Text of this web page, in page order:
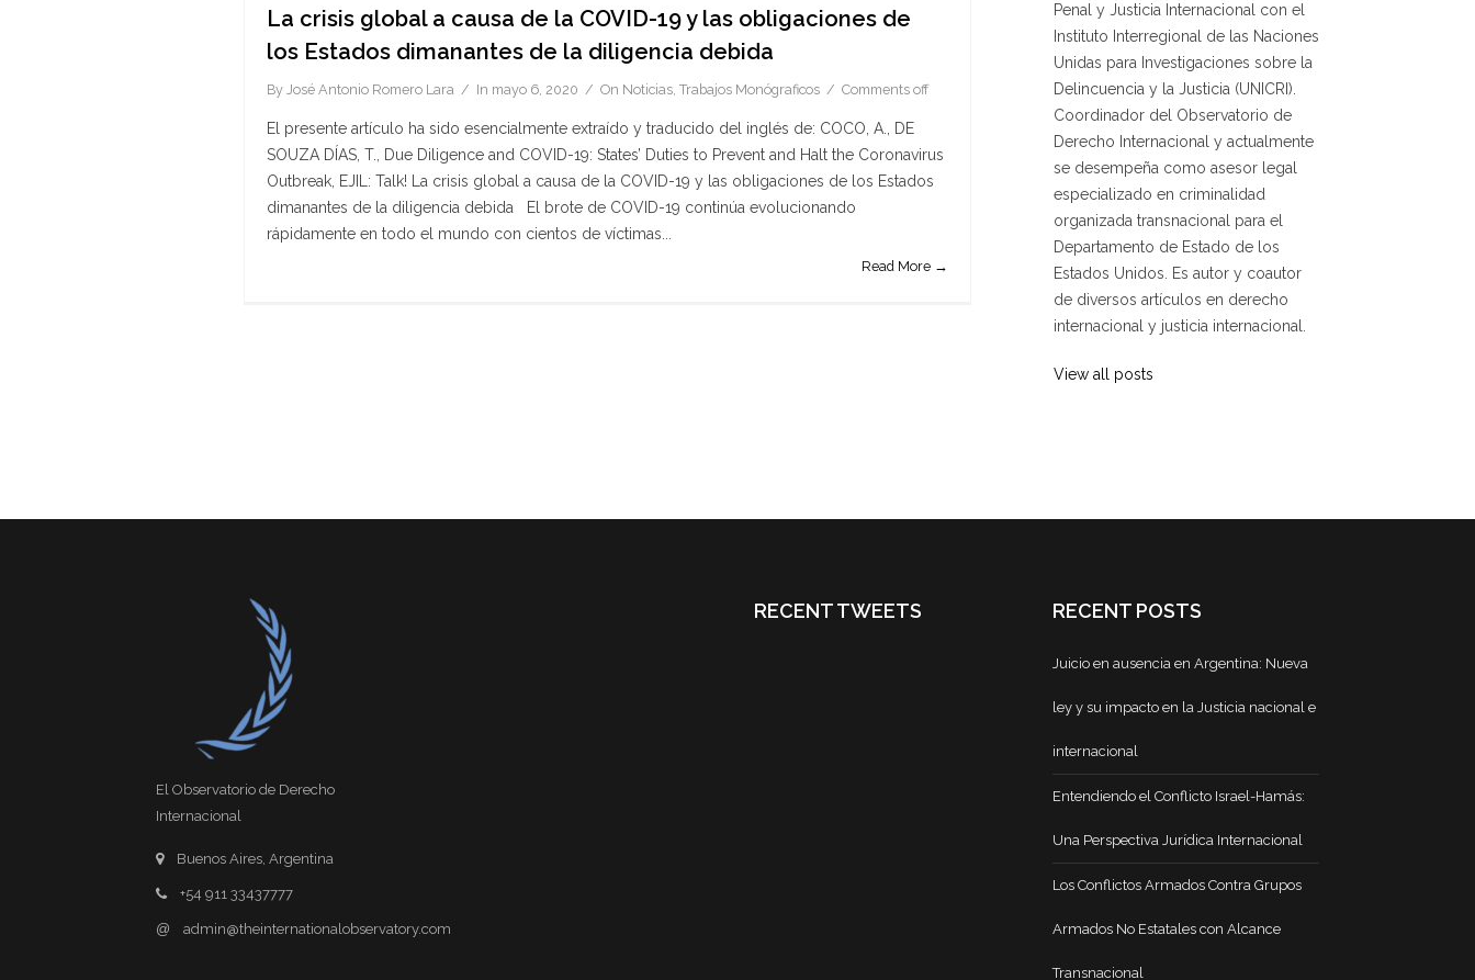
La crisis global a causa de la COVID-19 y las obligaciones de
los Estados dimanantes de la diligencia debida
By José Antonio Romero Lara In mayo 6, 2020 On Noticias, Trabajos Monógraficos Comments off
El presente artículo ha sido esencialmente extraído y traducido del inglés de: COCO, A., DE
SOUZA DÍAS, T., Due Diligence and COVID-19: States’ Duties to Prevent and Halt the Coronavirus
Outbreak, EJIL: Talk! La crisis global a causa de la COVID-19 y las obligaciones de los Estados
dimanantes de la diligencia debida El brote de COVID-19 continúa evolucionando
rápidamente en todo el mundo con cientos de víctimas...
Read More →
Penal y Justicia Internacional con el
Instituto Interregional de las Naciones
Unidas para Investigaciones sobre la
Delincuencia y la Justicia (UNICRI).
Coordinador del Observatorio de
Derecho Internacional y actualmente
se desempeña como asesor legal
especializado en criminalidad
organizada transnacional para el
Departamento de Estado de los
Estados Unidos. Es autor y coautor
de diversos artículos en derecho
internacional y justicia internacional.
View all posts
El Observatorio de Derecho
Internacional
Buenos Aires, Argentina
+54 911 33437777
@ admin@theinternationalobservatory.com
RECENT TWEETS RECENT POSTS
Juicio en ausencia en Argentina: Nueva
ley y su impacto en la Justicia nacional e
internacional
Entendiendo el Conflicto Israel-Hamás:
Una Perspectiva Jurídica Internacional
Los Conflictos Armados Contra Grupos
Armados No Estatales con Alcance
Transnacional